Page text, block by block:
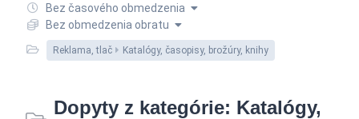
Bez časového obmedzenia
Bez obmedzenia obratu
Reklama, tlač Katalógy, časopisy, brožúry, knihy
Dopyty z kategórie: Katalógy,